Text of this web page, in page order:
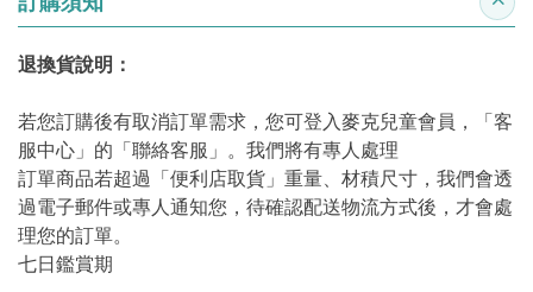
收合
退換貨說明：
若您訂購後有取消訂單需求，您可登入麥克兒童會員，「客
服中心」的「聯絡客服」。我們將有專人處理
訂單商品若超過「便利店取貨」重量、材積尺寸，我們會透
過電子郵件或專人通知您，待確認配送物流方式後，才會處
理您的訂單。
七日鑑賞期